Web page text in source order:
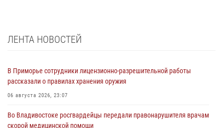
ЛЕНТА НОВОСТЕЙ
В Приморье сотрудники лицензионно-разрешительной работы
рассказали о правилах хранения оружия
06 августа 2026, 23:07
Во Владивостоке росгвардейцы передали правонарушителя врачам
скорой медицинской помощи